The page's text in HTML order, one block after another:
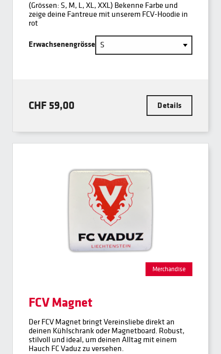
(Grössen: S, M, L, XL, XXL) Bekenne Farbe und
zeige deine Fantreue mit unserem FCV-Hoodie in
rot
Erwachsenengrösse
CHF 59,00 Details
Merchandise
FCV Magnet
Der FCV Magnet bringt Vereinsliebe direkt an
deinen Kühlschrank oder Magnetboard. Robust,
stilvoll und ideal, um deinen Alltag mit einem
Hauch FC Vaduz zu versehen.